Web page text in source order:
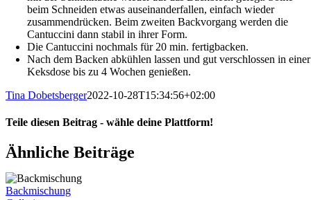
beim Schneiden etwas auseinanderfallen, einfach wieder
zusammendrücken. Beim zweiten Backvorgang werden die
Cantuccini dann stabil in ihrer Form.
Die Cantuccini nochmals für 20 min. fertigbacken.
Nach dem Backen abkühlen lassen und gut verschlossen in einer
Keksdose bis zu 4 Wochen genießen.
Tina Dobetsberger2022-10-28T15:34:56+02:00
Teile diesen Beitrag - wähle deine Plattform!
Facebook
WhatsApp
Pinterest
Ähnliche Beiträge
Backmischung